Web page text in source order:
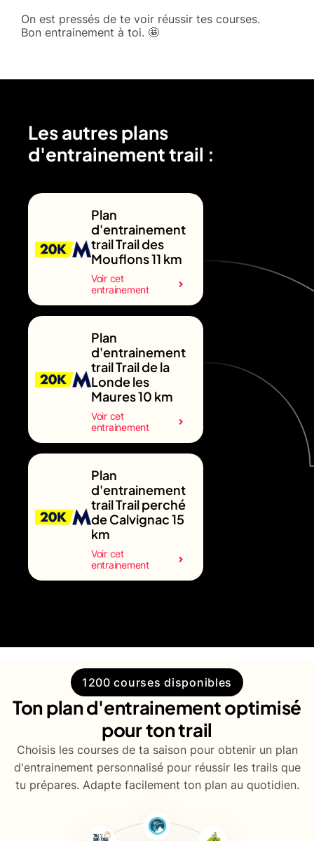
On est pressés de te voir réussir tes courses.
Bon entrainement à toi. 🤩
Les autres plans
d'entrainement trail :
Plan
d'entrainement
trail Trail des
Mouflons 11 km
Voir cet
entrainement
Plan
d'entrainement
trail Trail de la
Londe les
Maures 10 km
Voir cet
entrainement
Plan
d'entrainement
trail Trail perché
de Calvignac 15
km
Voir cet
entrainement
1200 courses disponibles
Ton plan d'entrainement optimisé
pour ton trail
Choisis les courses de ta saison pour obtenir un plan
d'entrainement personnalisé pour réussir les trails que
tu prépares. Adapte facilement ton plan au quotidien.